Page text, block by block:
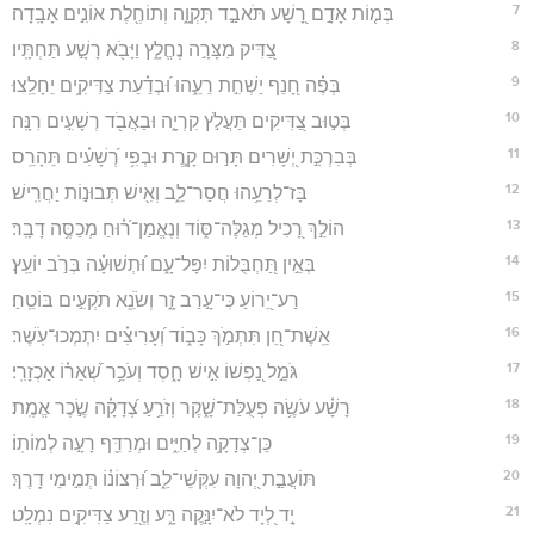
7 בְּמ֤וֹת אָדָ֣ם רָ֭שָׁע תֹּאבַ֣ד תִּקְוָ֑ה וְתוֹחֶ֖לֶת אוֹנִ֣ים אָבָֽדָה׃
8 צַ֭דִּיק מִצָּרָ֣ה נֶחֱלָ֑ץ וַיָּבֹ֖א רָשָׁ֣ע תַּחְתָּֽיו׃
9 בְּפֶ֗ה חָ֭נֵף יַשְׁחִ֣ת רֵעֵ֑הוּ וּ֝בְדַ֗עַת צַדִּיקִ֥ים יֵחָלֵֽצוּ׃
10 בְּט֣וּב צַ֭דִּיקִים תַּעֲלֹ֣ץ קִרְיָ֑ה וּבַאֲבֹ֖ד רְשָׁעִ֣ים רִנָּֽה׃
11 בְּבִרְכַּ֣ת יְ֭שָׁרִים תָּר֣וּם קָ֑רֶת וּבְפִ֥י רְ֝שָׁעִ֗ים תֵּהָרֵֽס׃
12 בָּז־לְרֵעֵ֥הוּ חֲסַר־לֵ֑ב וְאִ֖ישׁ תְּבוּנ֣וֹת יַחֲרִֽישׁ׃
13 הוֹלֵ֣ךְ רָ֭כִיל מְגַלֶּה־סּ֑וֹד וְנֶאֱמַן־ר֝֗וּחַ מְכַסֶּ֥ה דָבָֽר׃
14 בְּאֵ֣ין תַּ֭חְבֻּלוֹת יִפָּל־עָ֑ם וּ֝תְשׁוּעָ֗ה בְּרֹ֣ב יוֹעֵֽץ׃
15 רַע־יֵ֭רוֹעַ כִּי־עָ֣רַב זָ֑ר וְשֹׂנֵ֖א תֹקְעִ֣ים בּוֹטֵֽחַ׃
16 אֵֽשֶׁת־חֵ֭ן תִּתְמֹ֣ךְ כָּב֑וֹד וְ֝עָרִיצִ֗ים יִתְמְכוּ־עֹֽשֶׁר׃
17 גֹּמֵ֣ל נַ֭פְשׁוֹ אִ֣ישׁ חָ֑סֶד וְעֹכֵ֥ר שְׁ֝אֵר֗וֹ אַכְזָרִֽי׃
18 רָשָׁ֗ע עֹשֶׂ֥ה פְעֻלַּת־שָׁ֑קֶר וְזֹרֵ֥עַ צְ֝דָקָ֗ה שֶׂ֣כֶר אֱמֶֽת׃
19 כֵּן־צְדָקָ֥ה לְחַיִּ֑ים וּמְרַדֵּ֖ף רָעָ֣ה לְמוֹתֽוֹ׃
20 תּוֹעֲבַ֣ת יְ֭הוָה עִקְּשֵׁי־לֵ֑ב וּ֝רְצוֹנ֗וֹ תְּמִ֣ימֵי דָֽרֶךְ׃
21 יָ֣ד לְ֭יָד לֹא־יִנָּ֣קֶה רָּ֑ע וְזֶ֖רַע צַדִּיקִ֣ים נִמְלָֽט׃